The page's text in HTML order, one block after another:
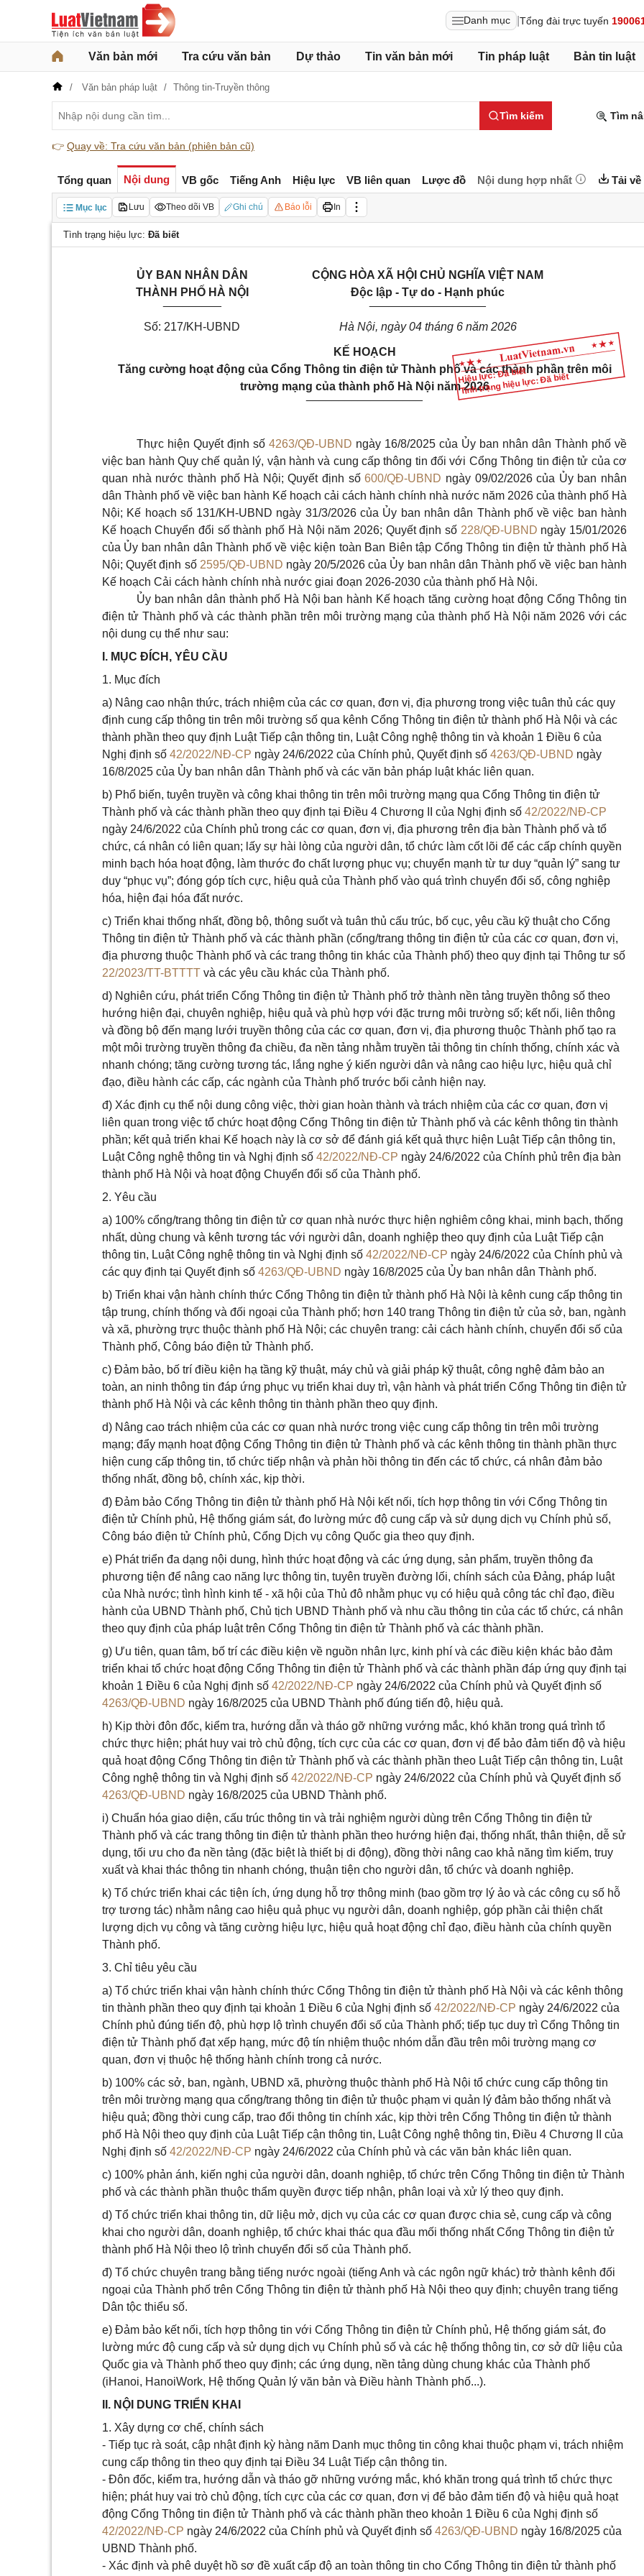
Danh mục Tổng đài trực tuyến
Văn bản mới Tra cứu văn bản Dự thảo Tin văn bản mới Tin pháp luật Bản tin luật
Văn bản pháp luật Thông tin-Truyền thông
Tìm kiếm Tìm
👉 Quay về: Tra cứu văn bản (phiên bản cũ)
Tổng quan Nội dung VB gốc Tiếng Anh Hiệu lực VB liên quan Lược đồ Nội dung hợp nhất Tải về
Mục lục Lưu Theo dõi VB Ghi chú Báo lỗi In
Tình trạng hiệu lực: Đã biết
Hiệu lực: Đã biết
Tình trạng hiệu lực: Đã biết
ỦY BAN NHÂN DÂN
THÀNH PHỐ HÀ NỘI
Số: 217/KH-UBND
CỘNG HÒA XÃ HỘI CHỦ NGHĨA VIỆT NAM
Độc lập - Tự do - Hạnh phúc
__________________
Hà Nội, ngày 04 tháng 6 năm 2026
KẾ HOẠCH
Tăng cường hoạt động của Cổng Thông tin điện tử Thành phố và các thành phần trên môi
trường mạng của thành phố Hà Nội năm 2026
__________________
Thực hiện Quyết định số 4263/QĐ-UBND ngày 16/8/2025 của Ủy ban nhân dân Thành phố về
việc ban hành Quy chế quản lý, vận hành và cung cấp thông tin đối với Cổng Thông tin điện tử của cơ
quan nhà nước thành phố Hà Nội; Quyết định số600/QĐ-UBND ngày 09/02/2026 của Ủy ban nhân
dân Thành phố về việc ban hành Kế hoạch cải cách hành chính nhà nước năm 2026 của thành phố Hà
Nội; Kế hoạch số 131/KH-UBND ngày 31/3/2026 của Ủy ban nhân dân Thành phố về việc ban hành
Kế hoạch Chuyển đổi số thành phố Hà Nội năm 2026; Quyết định số 228/QĐ-UBND ngày 15/01/2026
của Ủy ban nhân dân Thành phố về việc kiện toàn Ban Biên tập Cổng Thông tin điện tử thành phố Hà
Nội; Quyết định số 2595/QĐ-UBND ngày 20/5/2026 của Ủy ban nhân dân Thành phố về việc ban hành
Kế hoạch Cải cách hành chính nhà nước giai đoạn 2026-2030 của thành phố Hà Nội.
Ủy ban nhân dân thành phố Hà Nội ban hành Kế hoạch tăng cường hoạt động Cổng Thông tin
điện tử Thành phố và các thành phần trên môi trường mạng của thành phố Hà Nội năm 2026 với các
nội dung cụ thể như sau:
I. MỤC ĐÍCH, YÊU CẦU
1. Mục đích
a) Nâng cao nhận thức, trách nhiệm của các cơ quan, đơn vị, địa phương trong việc tuân thủ các quy
định cung cấp thông tin trên môi trường số qua kênh Cổng Thông tin điện tử thành phố Hà Nội và các
thành phần theo quy định Luật Tiếp cận thông tin, Luật Công nghệ thông tin và khoản 1 Điều 6 của
Nghị định số 42/2022/NĐ-CP ngày 24/6/2022 của Chính phủ, Quyết định số 4263/QĐ-UBND ngày
16/8/2025 của Ủy ban nhân dân Thành phố và các văn bản pháp luật khác liên quan.
b) Phổ biến, tuyên truyền và công khai thông tin trên môi trường mạng qua Cổng Thông tin điện tử
Thành phố và các thành phần theo quy định tại Điều 4 Chương II của Nghị định số 42/2022/NĐ-CP
ngày 24/6/2022 của Chính phủ trong các cơ quan, đơn vị, địa phương trên địa bàn Thành phố và tổ
chức, cá nhân có liên quan; lấy sự hài lòng của người dân, tổ chức làm cốt lõi để các cấp chính quyền
minh bạch hóa hoạt động, làm thước đo chất lượng phục vụ; chuyển mạnh từ tư duy “quản lý” sang tư
duy “phục vụ”; đóng góp tích cực, hiệu quả của Thành phố vào quá trình chuyển đổi số, công nghiệp
hóa, hiện đại hóa đất nước.
c) Triển khai thống nhất, đồng bộ, thông suốt và tuân thủ cấu trúc, bố cục, yêu cầu kỹ thuật cho Cổng
Thông tin điện tử Thành phố và các thành phần (cổng/trang thông tin điện tử của các cơ quan, đơn vị,
địa phương thuộc Thành phố và các trang thông tin khác của Thành phố) theo quy định tại Thông tư số
22/2023/TT-BTTTT và các yêu cầu khác của Thành phố.
d) Nghiên cứu, phát triển Cổng Thông tin điện tử Thành phố trở thành nền tảng truyền thông số theo
hướng hiện đại, chuyên nghiệp, hiệu quả và phù hợp với đặc trưng môi trường số; kết nối, liên thông
và đồng bộ đến mạng lưới truyền thông của các cơ quan, đơn vị, địa phương thuộc Thành phố tạo ra
một môi trường truyền thông đa chiều, đa nền tảng nhằm truyền tải thông tin chính thống, chính xác và
nhanh chóng; tăng cường tương tác, lắng nghe ý kiến người dân và nâng cao hiệu lực, hiệu quả chỉ
đạo, điều hành các cấp, các ngành của Thành phố trước bối cảnh hiện nay.
đ) Xác định cụ thể nội dung công việc, thời gian hoàn thành và trách nhiệm của các cơ quan, đơn vị
liên quan trong việc tổ chức hoạt động Cổng Thông tin điện tử Thành phố và các kênh thông tin thành
phần; kết quả triển khai Kế hoạch này là cơ sở để đánh giá kết quả thực hiện Luật Tiếp cận thông tin,
Luật Công nghệ thông tin và Nghị định số 42/2022/NĐ-CP ngày 24/6/2022 của Chính phủ trên địa bàn
thành phố Hà Nội và hoạt động Chuyển đổi số của Thành phố.
2. Yêu cầu
a) 100% cổng/trang thông tin điện tử cơ quan nhà nước thực hiện nghiêm công khai, minh bạch, thống
nhất, dùng chung và kênh tương tác với người dân, doanh nghiệp theo quy định của Luật Tiếp cận
thông tin, Luật Công nghệ thông tin và Nghị định số 42/2022/NĐ-CP ngày 24/6/2022 của Chính phủ và
các quy định tại Quyết định số 4263/QĐ-UBND ngày 16/8/2025 của Ủy ban nhân dân Thành phố.
b) Triển khai vận hành chính thức Cổng Thông tin điện tử thành phố Hà Nội là kênh cung cấp thông tin
tập trung, chính thống và đối ngoại của Thành phố; hơn 140 trang Thông tin điện tử của sở, ban, ngành
và xã, phường trực thuộc thành phố Hà Nội; các chuyên trang: cải cách hành chính, chuyển đổi số của
Thành phố, Công báo điện tử Thành phố.
c) Đảm bảo, bố trí điều kiện hạ tầng kỹ thuật, máy chủ và giải pháp kỹ thuật, công nghệ đảm bảo an
toàn, an ninh thông tin đáp ứng phục vụ triển khai duy trì, vận hành và phát triển Cổng Thông tin điện tử
thành phố Hà Nội và các kênh thông tin thành phần theo quy định.
d) Nâng cao trách nhiệm của các cơ quan nhà nước trong việc cung cấp thông tin trên môi trường
mạng; đẩy mạnh hoạt động Cổng Thông tin điện tử Thành phố và các kênh thông tin thành phần thực
hiện cung cấp thông tin, tổ chức tiếp nhận và phản hồi thông tin đến các tổ chức, cá nhân đảm bảo
thống nhất, đồng bộ, chính xác, kịp thời.
đ) Đảm bảo Cổng Thông tin điện tử thành phố Hà Nội kết nối, tích hợp thông tin với Cổng Thông tin
điện tử Chính phủ, Hệ thống giám sát, đo lường mức độ cung cấp và sử dụng dịch vụ Chính phủ số,
Công báo điện tử Chính phủ, Cổng Dịch vụ công Quốc gia theo quy định.
e) Phát triển đa dạng nội dung, hình thức hoạt động và các ứng dụng, sản phẩm, truyền thông đa
phương tiện để nâng cao năng lực thông tin, tuyên truyền đường lối, chính sách của Đảng, pháp luật
của Nhà nước; tình hình kinh tế - xã hội của Thủ đô nhằm phục vụ có hiệu quả công tác chỉ đạo, điều
hành của UBND Thành phố, Chủ tịch UBND Thành phố và nhu cầu thông tin của các tổ chức, cá nhân
theo quy định của pháp luật trên Cổng Thông tin điện tử Thành phố và các thành phần.
g) Ưu tiên, quan tâm, bố trí các điều kiện về nguồn nhân lực, kinh phí và các điều kiện khác bảo đảm
triển khai tổ chức hoạt động Cổng Thông tin điện tử Thành phố và các thành phần đáp ứng quy định tại
khoản 1 Điều 6 của Nghị định số 42/2022/NĐ-CP ngày 24/6/2022 của Chính phủ và Quyết định số
4263/QĐ-UBND ngày 16/8/2025 của UBND Thành phố đúng tiến độ, hiệu quả.
h) Kịp thời đôn đốc, kiểm tra, hướng dẫn và tháo gỡ những vướng mắc, khó khăn trong quá trình tổ
chức thực hiện; phát huy vai trò chủ động, tích cực của các cơ quan, đơn vị để bảo đảm tiến độ và hiệu
quả hoạt động Cổng Thông tin điện tử Thành phố và các thành phần theo Luật Tiếp cận thông tin, Luật
Công nghệ thông tin và Nghị định số 42/2022/NĐ-CP ngày 24/6/2022 của Chính phủ và Quyết định số
4263/QĐ-UBND ngày 16/8/2025 của UBND Thành phố.
i) Chuẩn hóa giao diện, cấu trúc thông tin và trải nghiệm người dùng trên Cổng Thông tin điện tử
Thành phố và các trang thông tin điện tử thành phần theo hướng hiện đại, thống nhất, thân thiện, dễ sử
dụng, tối ưu cho đa nền tảng (đặc biệt là thiết bị di động), đồng thời nâng cao khả năng tìm kiếm, truy
xuất và khai thác thông tin nhanh chóng, thuận tiện cho người dân, tổ chức và doanh nghiệp.
k) Tổ chức triển khai các tiện ích, ứng dụng hỗ trợ thông minh (bao gồm trợ lý ảo và các công cụ số hỗ
trợ tương tác) nhằm nâng cao hiệu quả phục vụ người dân, doanh nghiệp, góp phần cải thiện chất
lượng dịch vụ công và tăng cường hiệu lực, hiệu quả hoạt động chỉ đạo, điều hành của chính quyền
Thành phố.
3. Chỉ tiêu yêu cầu
a) Tổ chức triển khai vận hành chính thức Cổng Thông tin điện tử thành phố Hà Nội và các kênh thông
tin thành phần theo quy định tại khoản 1 Điều 6 của Nghị định số 42/2022/NĐ-CP ngày 24/6/2022 của
Chính phủ đúng tiến độ, phù hợp lộ trình chuyển đổi số của Thành phố; tiếp tục duy trì Cổng Thông tin
điện tử Thành phố đạt xếp hạng, mức độ tín nhiệm thuộc nhóm dẫn đầu trên môi trường mạng cơ
quan, đơn vị thuộc hệ thống hành chính trong cả nước.
b) 100% các sở, ban, ngành, UBND xã, phường thuộc thành phố Hà Nội tổ chức cung cấp thông tin
trên môi trường mạng qua cổng/trang thông tin điện tử thuộc phạm vi quản lý đảm bảo thống nhất và
hiệu quả; đồng thời cung cấp, trao đổi thông tin chính xác, kịp thời trên Cổng Thông tin điện tử thành
phố Hà Nội theo quy định của Luật Tiếp cận thông tin, Luật Công nghệ thông tin, Điều 4 Chương II của
Nghị định số 42/2022/NĐ-CP ngày 24/6/2022 của Chính phủ và các văn bản khác liên quan.
c) 100% phản ánh, kiến nghị của người dân, doanh nghiệp, tổ chức trên Cổng Thông tin điện tử Thành
phố và các thành phần thuộc thẩm quyền được tiếp nhận, phân loại và xử lý theo quy định.
d) Tổ chức triển khai thông tin, dữ liệu mở, dịch vụ của các cơ quan được chia sẻ, cung cấp và công
khai cho người dân, doanh nghiệp, tổ chức khai thác qua đầu mối thống nhất Cổng Thông tin điện tử
thành phố Hà Nội theo lộ trình chuyển đổi số của Thành phố.
đ) Tổ chức chuyên trang bằng tiếng nước ngoài (tiếng Anh và các ngôn ngữ khác) trở thành kênh đối
ngoại của Thành phố trên Cổng Thông tin điện tử thành phố Hà Nội theo quy định; chuyên trang tiếng
Dân tộc thiểu số.
e) Đảm bảo kết nối, tích hợp thông tin với Cổng Thông tin điện tử Chính phủ, Hệ thống giám sát, đo
lường mức độ cung cấp và sử dụng dịch vụ Chính phủ số và các hệ thống thông tin, cơ sở dữ liệu của
Quốc gia và Thành phố theo quy định; các ứng dụng, nền tảng dùng chung khác của Thành phố
(iHanoi, HanoiWork, Hệ thống Quản lý văn bản và Điều hành Thành phố...).
II. NỘI DUNG TRIỂN KHAI
1. Xây dựng cơ chế, chính sách
- Tiếp tục rà soát, cập nhật định kỳ hàng năm Danh mục thông tin công khai thuộc phạm vi, trách nhiệm
cung cấp thông tin theo quy định tại Điều 34 Luật Tiếp cận thông tin.
- Đôn đốc, kiểm tra, hướng dẫn và tháo gỡ những vướng mắc, khó khăn trong quá trình tổ chức thực
hiện; phát huy vai trò chủ động, tích cực của các cơ quan, đơn vị để bảo đảm tiến độ và hiệu quả hoạt
động Cổng Thông tin điện tử Thành phố và các thành phần theo khoản 1 Điều 6 của Nghị định số
42/2022/NĐ-CP ngày 24/6/2022 của Chính phủ và Quyết định số 4263/QĐ-UBND ngày 16/8/2025 của
UBND Thành phố.
- Xác định và phê duyệt hồ sơ đề xuất cấp độ an toàn thông tin cho Cổng Thông tin điện tử thành phố